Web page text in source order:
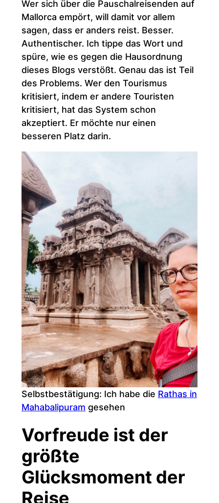
Wer sich über die Pauschalreisenden auf
Mallorca empört, will damit vor allem
sagen, dass er anders reist. Besser.
Authentischer. Ich tippe das Wort und
spüre, wie es gegen die Hausordnung
dieses Blogs verstößt. Genau das ist Teil
des Problems. Wer den Tourismus
kritisiert, indem er andere Touristen
kritisiert, hat das System schon
akzeptiert. Er möchte nur einen
besseren Platz darin.
Selbstbestätigung: Ich habe die Rathas in
Mahabalipuram gesehen
Vorfreude ist der
größte
Glücksmoment der
Reise